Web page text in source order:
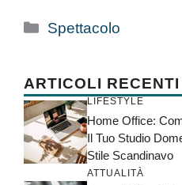
Categorie
Spettacolo
ARTICOLI RECENTI
LIFESTYLE
Home Office:
Il Tuo Studio
Stile Scandinavo
ATTUALITÀ